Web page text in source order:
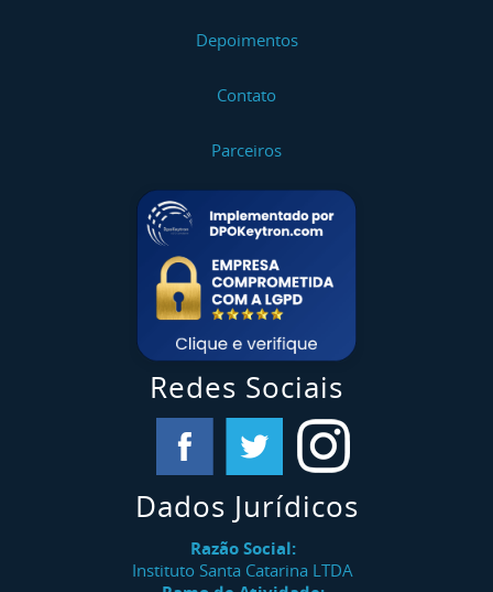
Depoimentos
Contato
Parceiros
Redes Sociais
Dados Jurídicos
Razão Social:
Instituto Santa Catarina LTDA